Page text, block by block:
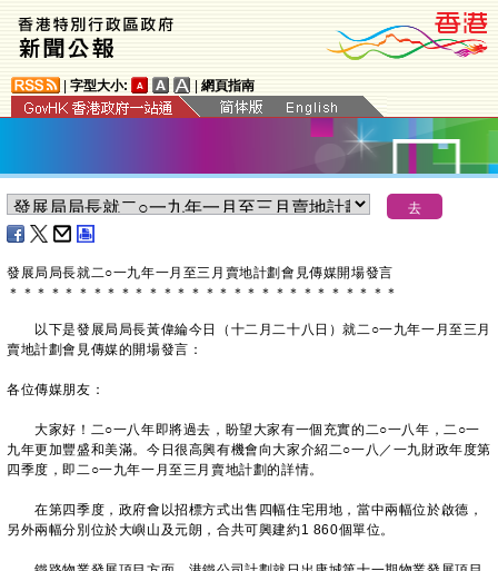
字型大小: 網頁指南
發展局局長就二○一九年一月至三月賣地計劃會見傳媒開場發言
＊ ＊ ＊ ＊ ＊ ＊ ＊ ＊ ＊ ＊ ＊ ＊ ＊ ＊ ＊ ＊ ＊ ＊ ＊ ＊ ＊ ＊ ＊ ＊ ＊ ＊ ＊ ＊
以下是發展局局長黃偉綸今日（十二月二十八日）就二○一九年一月至三月
賣地計劃會見傳媒的開場發言：
各位傳媒朋友：
大家好！二○一八年即將過去，盼望大家有一個充實的二○一八年，二○一
九年更加豐盛和美滿。今日很高興有機會向大家介紹二○一八／一九財政年度第
四季度，即二○一九年一月至三月賣地計劃的詳情。
在第四季度，政府會以招標方式出售四幅住宅用地，當中兩幅位於啟德，
另外兩幅分別位於大嶼山及元朗，合共可興建約1 860個單位。